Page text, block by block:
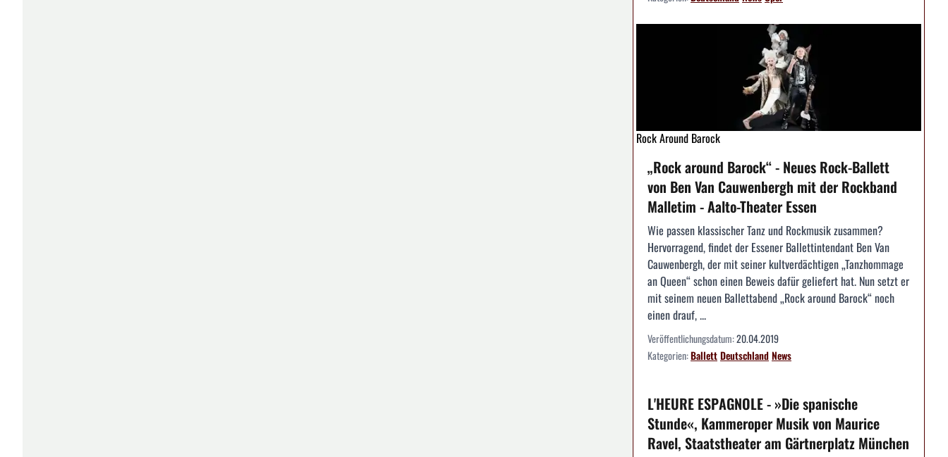
Rock Around Barock
„Rock around Barock“ - Neues Rock-Ballett
von Ben Van Cauwenbergh mit der Rockband
Malletim - Aalto-Theater Essen
Wie passen klassischer Tanz und Rockmusik zusammen?
Hervorragend, findet der Essener Ballettintendant Ben Van
Cauwenbergh, der mit seiner kultverdächtigen „Tanzhommage
an Queen“ schon einen Beweis dafür geliefert hat. Nun setzt er
mit seinem neuen Ballettabend „Rock around Barock“ noch
einen drauf, ...
Veröffentlichungsdatum:20.04.2019
Kategorien:BallettDeutschlandNews
L'HEURE ESPAGNOLE - »Die spanische
Stunde«, Kammeroper Musik von Maurice
Ravel, Staatstheater am Gärtnerplatz München